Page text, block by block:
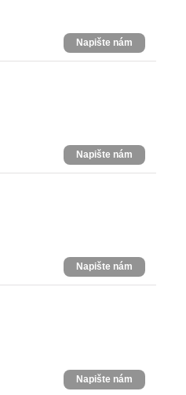
Napište nám
Napište nám
Napište nám
Napište nám